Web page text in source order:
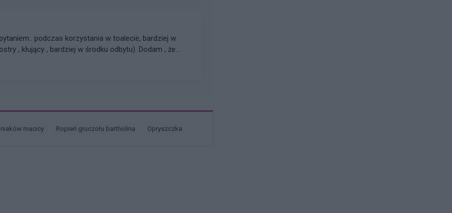
podczas korzystania w toalecie, bardziej w
, kłujący , bardziej w środku odbytu). Dodam , że
maila gabbka09@gmail.com
macicy ropień gruczołu bartholina opryszczka